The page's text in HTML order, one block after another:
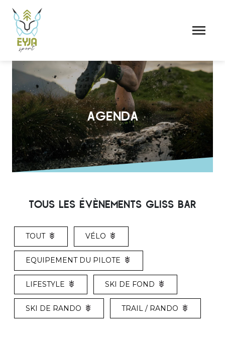
AGENDA
TOUS LES ÉVÈNEMENTS GLISS BAR
TOUT VÉLO
EQUIPEMENT DU PILOTE
LIFESTYLE SKI DE FOND
SKI DE RANDO TRAIL / RANDO